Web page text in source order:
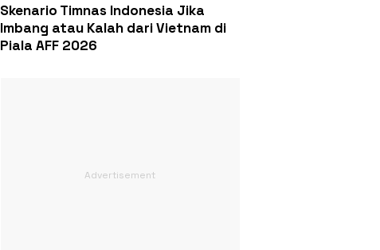
Skenario Timnas Indonesia Jika
Imbang atau Kalah dari Vietnam di
Piala AFF 2026